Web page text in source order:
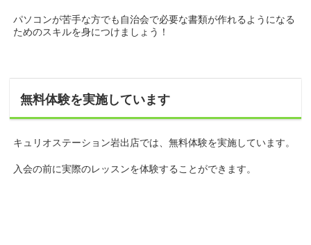
パソコンが苦手な方でも自治会で必要な書類が作れるようになる
ためのスキルを身につけましょう！
無料体験を実施しています
キュリオステーション岩出店では、無料体験を実施しています。
入会の前に実際のレッスンを体験することができます。